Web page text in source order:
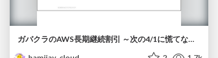
ガバクラのAWS長期継続割引 ～次の4/1に慌てないために～